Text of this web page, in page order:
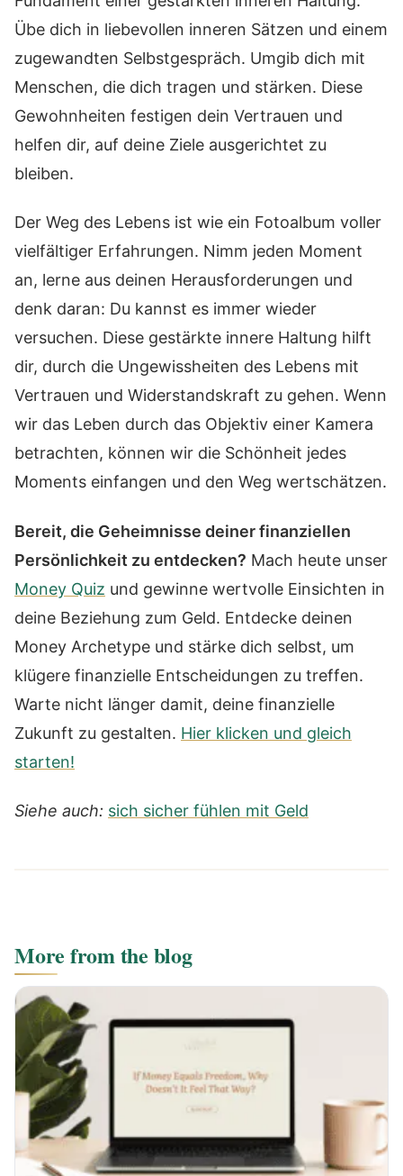
Übe dich in liebevollen inneren Sätzen und einem
zugewandten Selbstgespräch. Umgib dich mit
Menschen, die dich tragen und stärken. Diese
Gewohnheiten festigen dein Vertrauen und
helfen dir, auf deine Ziele ausgerichtet zu
bleiben.
Der Weg des Lebens ist wie ein Fotoalbum voller
vielfältiger Erfahrungen. Nimm jeden Moment
an, lerne aus deinen Herausforderungen und
denk daran: Du kannst es immer wieder
versuchen. Diese gestärkte innere Haltung hilft
dir, durch die Ungewissheiten des Lebens mit
Vertrauen und Widerstandskraft zu gehen. Wenn
wir das Leben durch das Objektiv einer Kamera
betrachten, können wir die Schönheit jedes
Moments einfangen und den Weg wertschätzen.
Bereit, die Geheimnisse deiner finanziellen
Persönlichkeit zu entdecken? Mach heute unser
Money Quiz und gewinne wertvolle Einsichten in
deine Beziehung zum Geld. Entdecke deinen
Money Archetype und stärke dich selbst, um
klügere finanzielle Entscheidungen zu treffen.
Warte nicht länger damit, deine finanzielle
Zukunft zu gestalten. Hier klicken und gleich
starten!
Siehe auch: sich sicher fühlen mit Geld
More from the blog